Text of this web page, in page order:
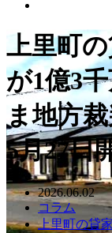
上里町
が1億3
ま地方
5月27日
2026.06.02
コラム
上里町の貸